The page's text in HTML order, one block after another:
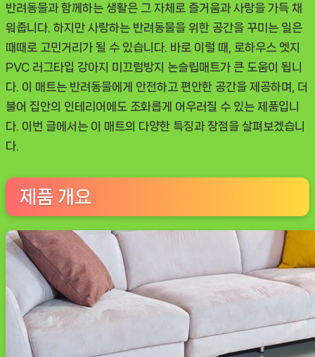
PVC
러
그
타
입
강
아
방
논
슬
매
트
반려동물과 함께하는 생활은 그 자체로 즐거움과 사랑을 가득 채
워줍니다. 하지만 사랑하는 반려동물을 위한 공간을 꾸미는 일은
때때로 고민거리가 될 수 있습니다. 바로 이럴 때, 로하우스 엣지
PVC 러그타입 강아지 미끄럼방지 논슬립매트가 큰 도움이 됩니
다. 이 매트는 반려동물에게 안전하고 편안한 공간을 제공하며, 더
불어 집안의 인테리어에도 조화롭게 어우러질 수 있는 제품입니
다. 이번 글에서는 이 매트의 다양한 특징과 장점을 살펴보겠습니
다.
제품 개요